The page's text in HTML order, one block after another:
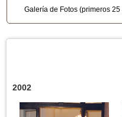
Galería de Fotos (primeros
2002